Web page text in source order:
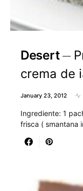
Desert
crema de
January 23, 2012
Ingrediente: 1
frisca ( smantana